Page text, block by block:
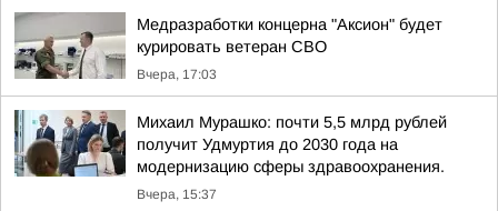
Медразработки концерна "Аксион" будет
курировать ветеран СВО
Вчера, 17:03
Михаил Мурашко: почти 5,5 млрд рублей
получит Удмуртия до 2030 года на
модернизацию сферы здравоохранения.
Вчера, 15:37